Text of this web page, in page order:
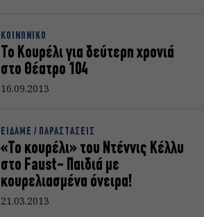
ΚΟΙΝΩΝΙΚΟ
Το Κουρέλι για δεύτερη χρονιά
στο Θέατρο 104
16.09.2013
ΕΙΔΑΜΕ / ΠΑΡΑΣΤΑΣΕΙΣ
«Το κουρέλι» του Ντένvις Κέλλυ
στο Faust- Παιδιά με
κουρελιασμένα όνειρα!
21.03.2013